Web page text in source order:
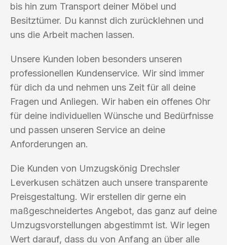
bis hin zum Transport deiner Möbel und
Besitztümer. Du kannst dich zurücklehnen und
uns die Arbeit machen lassen.
Unsere Kunden loben besonders unseren
professionellen Kundenservice. Wir sind immer
für dich da und nehmen uns Zeit für all deine
Fragen und Anliegen. Wir haben ein offenes Ohr
für deine individuellen Wünsche und Bedürfnisse
und passen unseren Service an deine
Anforderungen an.
Die Kunden von Umzugskönig Drechsler
Leverkusen schätzen auch unsere transparente
Preisgestaltung. Wir erstellen dir gerne ein
maßgeschneidertes Angebot, das ganz auf deine
Umzugsvorstellungen abgestimmt ist. Wir legen
Wert darauf, dass du von Anfang an über alle